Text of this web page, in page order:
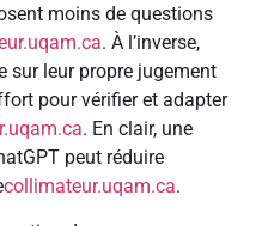
moins de questions
. À l’inverse,
sur leur propre jugement
pour vérifier et adapter
. En clair, une
peut réduire
collimateur.uqam.ca.